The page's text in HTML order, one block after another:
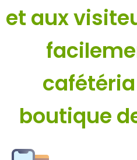
et aux
boutique